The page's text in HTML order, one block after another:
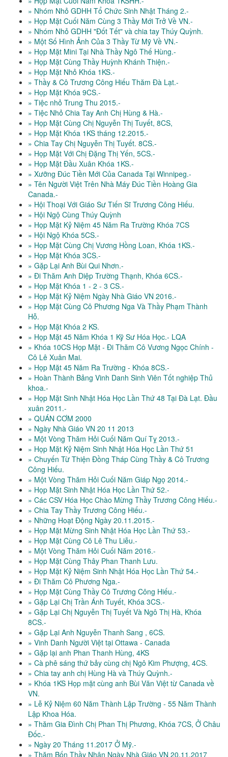
» Nhóm Nhỏ GDHH Tổ Chức Sinh Nhật Tháng 2.-
» Họp Mặt Cuối Năm Cùng 3 Thầy Mới Trở Về VN.-
» Nhóm Nhỏ GDHH "Đốt Tết" và chia tay Thúy Quỳnh.
» Một Số Hình Ảnh Của 3 Thầy Từ Mỹ Về VN.-
» Họp Mặt Mini Tại Nhà Thầy Ngô Thế Hùng.-
» Họp Mặt Cùng Thầy Huỳnh Khánh Thiện.-
» Họp Mặt Nhỏ Khóa 1KS.-
» Thầy & Cô Trương Công Hiếu Thăm Đà Lạt.-
» Họp Mặt Khóa 9CS.-
» Tiệc nhỏ Trung Thu 2015.-
» Tiệc Nhỏ Chia Tay Anh Chị Hùng & Hà.-
» Họp Mặt Cùng Chị Nguyễn Thị Tuyết, 8CS,
» Họp Mặt Khóa 1KS tháng 12.2015.-
» Chia Tay Chị Nguyễn Thị Tuyết. 8CS.-
» Họp Mặt Với Chị Đặng Thị Yến, 5CS.-
» Họp Mặt Đầu Xuân Khóa 1KS.-
» Xưỡng Đúc Tiền Mới Của Canada Tại Winnipeg.-
» Tên Người Việt Trên Nhà Máy Đúc Tiền Hoàng Gia
Canada.-
» Hội Thoại Với Giáo Sư Tiến Sĩ Trương Công Hiếu.
» Hội Ngộ Cùng Thúy Quỳnh
» Họp Mặt Kỷ Niệm 45 Năm Ra Trường Khóa 7CS
» Hội Ngộ Khóa 5CS.-
» Họp Mặt Cùng Chị Vương Hồng Loan, Khóa 1KS.-
» Họp Mặt Khóa 3CS.-
» Gặp Lại Anh Bùi Qui Nhơn.-
» Đi Thăm Anh Diệp Trường Thạnh, Khóa 6CS.-
» Họp Mặt Khóa 1 - 2 - 3 CS.-
» Họp Mặt Kỷ Niệm Ngày Nhà Giáo VN 2016.-
» Họp Mặt Cùng Cô Phương Nga Và Thầy Phạm Thành
Hỗ.
» Họp Mặt Khóa 2 KS.
» Họp Mặt 45 Năm Khóa 1 Kỹ Sư Hóa Học.- LQA
» Khóa 10CS Họp Mặt - Đi Thăm Cô Vương Ngọc Chính -
Cô Lê Xuân Mai.
» Họp Mặt 45 Năm Ra Trường - Khóa 8CS.-
» Hoàn Thành Bảng Vinh Danh Sinh Viên Tốt nghiệp Thủ
khoa.-
» Họp Mặt Sinh Nhật Hóa Học Lần Thứ 48 Tại Đà Lạt. Đầu
xuân 2011.-
» QUÁN CƠM 2000
» Ngày Nhà Giáo VN 20 11 2013
» Một Vòng Thăm Hỏi Cuối Năm Quí Tỵ 2013.-
» Họp Mặt Kỷ Niệm Sinh Nhật Hóa Học Lần Thứ 51
» Chuyến Từ Thiện Đồng Tháp Cùng Thầy & Cô Trương
Công Hiếu.
» Một Vòng Thăm Hỏi Cuối Năm Giáp Ngọ 2014.-
» Họp Mặt Sinh Nhật Hóa Học Lần Thứ 52.-
» Các CSV Hóa Học Chào Mừng Thầy Trương Công Hiếu.-
» Chia Tay Thầy Trương Công Hiếu.-
» Những Hoạt Động Ngày 20.11.2015.-
» Họp Mặt Mừng Sinh Nhật Hóa Học Lần Thứ 53.-
» Họp Mặt Cùng Cô Lê Thu Liễu.-
» Một Vòng Thăm Hỏi Cuối Năm 2016.-
» Họp Mặt Cùng Thây Phan Thanh Lưu.
» Họp Mặt Kỷ Niệm Sinh Nhật Hóa Học Lần Thứ 54.-
» Đi Thăm Cô Phương Nga.-
» Họp Mặt Cùng Thầy Cô Trương Công Hiếu.-
» Gặp Lại Chị Trần Ánh Tuyết, Khóa 3CS.-
» Gặp Lại Chị Nguyễn Thị Tuyết Và Ngô Thị Hà, Khóa
8CS.-
» Gặp Lại Anh Nguyễn Thanh Sang , 6CS.
» Vinh Danh Người Việt tại Ottawa - Canada
» Gặp lại anh Phan Thanh Hùng, 4KS
» Cà phê sáng thứ bảy cùng chị Ngô Kim Phượng, 4CS.
» Chia tay anh chị Hùng Hà và Thúy Quỳnh.-
» Khóa 1KS Họp mặt cùng anh Bùi Văn Việt từ Canada về
VN.
» Lễ Kỷ Niệm 60 Năm Thành Lập Trường - 55 Năm Thành
Lập Khoa Hóa.
» Thăm Gia Đình Chị Phan Thị Phương, Khóa 7CS, Ở Châu
Đốc.-
» Ngày 20 Tháng 11.2017 Ở Mỹ.-
» Thăm Bốn Thầy Nhân Ngày Nhà Giáo VN 20.11.2017